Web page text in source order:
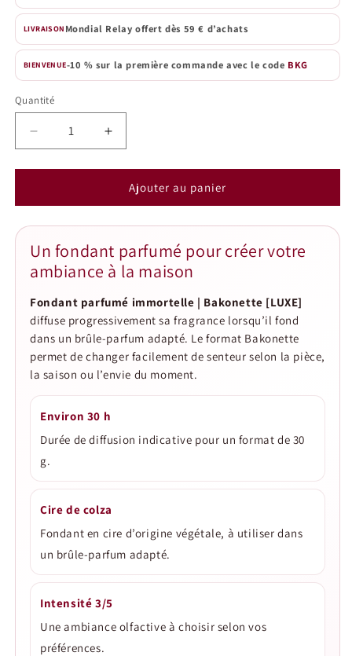
LIVRAISON Mondial Relay offert dès 59 € d’achats
BIENVENUE-10 % sur la première commande avec le code BKG
Quantité
Quantité
Réduire
la
quantité
Fondant
|
Bakonette
Augmenter
la
quantité
Fondant
|
Bakonette
Ajouter au panier
Un fondant parfumé pour créer votre
ambiance à la maison
Fondant parfumé immortelle | Bakonette [LUXE]
diffuse progressivement sa fragrance lorsqu’il fond
dans un brûle-parfum adapté. Le format Bakonette
permet de changer facilement de senteur selon la pièce,
la saison ou l’envie du moment.
Environ 30 h
Durée de diffusion indicative pour un format de 30
g.
Cire de colza
Fondant en cire d’origine végétale, à utiliser dans
un brûle-parfum adapté.
Intensité 3/5
Une ambiance olfactive à choisir selon vos
préférences.